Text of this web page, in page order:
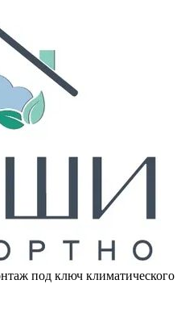
под ключ климатического